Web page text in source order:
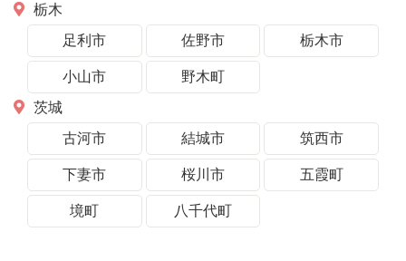
栃木
足利市
佐野市 栃木市
小山市
野木町
茨城
古河市
結城市 筑西市
下妻市 桜川市 五霞町
境町 八千代町